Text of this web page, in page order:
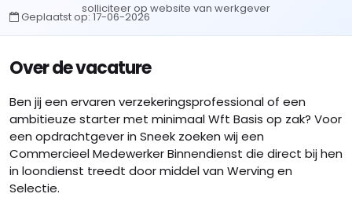
solliciteer op website van werkgever
Geplaatst op:17-06-2026
Over de vacature
Ben jij een ervaren verzekeringsprofessional of een
ambitieuze starter met minimaal Wft Basis op zak? Voor
een opdrachtgever in Sneek zoeken wij een
Commercieel Medewerker Binnendienst die direct bij hen
in loondienst treedt door middel van Werving en
Selectie.